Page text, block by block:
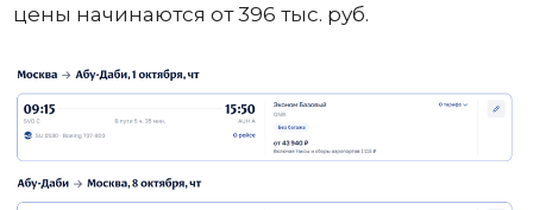
цены начинаются от 396 тыс. руб.